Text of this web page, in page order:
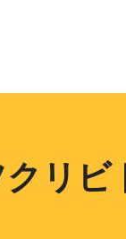
リビ